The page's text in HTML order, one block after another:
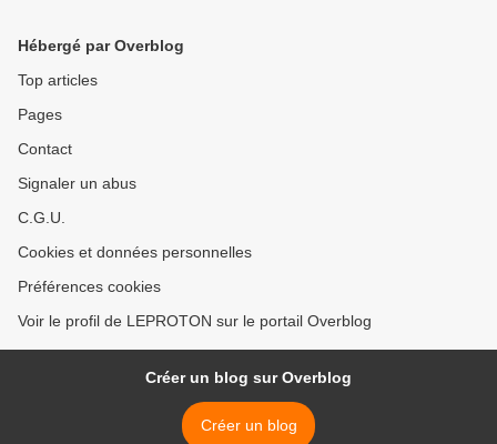
Hébergé par Overblog
Top articles
Pages
Contact
Signaler un abus
C.G.U.
Cookies et données personnelles
Préférences cookies
Voir le profil de LEPROTON sur le portail Overblog
Créer un blog sur Overblog
Créer un blog